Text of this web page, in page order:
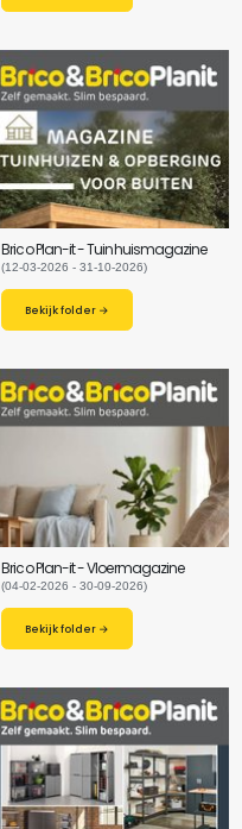
Brico Plan-it - Tuinhuismagazine
(12-03-2026 - 31-10-2026)
Bekijk folder →
Brico Plan-it - Vloermagazine
(04-02-2026 - 30-09-2026)
Bekijk folder →